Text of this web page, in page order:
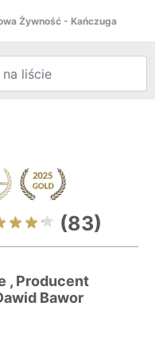
Żywność - Kańczuga
(83)
, Producent
Bawor